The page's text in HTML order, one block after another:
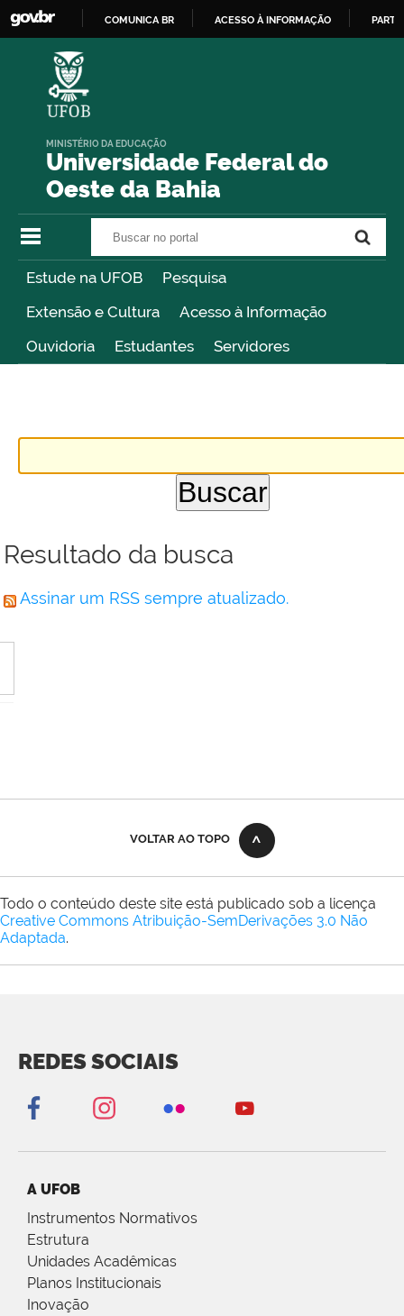
COMUNICA BR ACESSO À INFORMAÇÃO
Universidade Federal do
Oeste da Bahia
MINISTÉRIO DA EDUCAÇÃO
Estude na UFOB
Pesquisa
Extensão e Cultura
Acesso à Informação
Ouvidoria
Estudantes Servidores
Resultado da busca
Assinar um RSS sempre atualizado.
VOLTAR AO TOPO
Todo o conteúdo deste site está publicado sob a licença
Creative Commons Atribuição-SemDerivações 3.0 Não
Adaptada.
REDES SOCIAIS
A UFOB
Instrumentos Normativos
Estrutura
Unidades Acadêmicas
Planos Institucionais
Inovação